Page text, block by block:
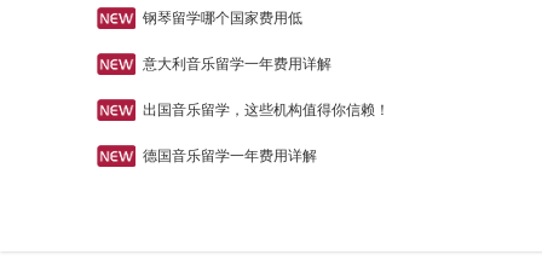
钢琴留学哪个国家费用低
意大利音乐留学一年费用详解
出国音乐留学，这些机构值得你信赖！
德国音乐留学一年费用详解